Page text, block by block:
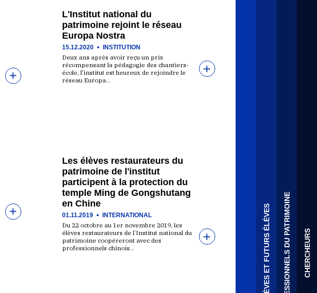
ÉLÈVES ET FUTURS ÉLÈVESPROFESSIONNELS DU PATRIMOINE CHERCHEURS
L'Institut national du
patrimoine rejoint le réseau
Europa Nostra
15.12.2020 INSTITUTION
Deux ans après avoir reçu un prix
récompensant la pédagogie des chantiers-
école, l'institut est heureux de rejoindre le
réseau Europa…
Les élèves restaurateurs du
patrimoine de l'institut
participent à la protection du
temple Ming de Gongshutang
en Chine
01.11.2019 INTERNATIONAL
Du 22 octobre au 1er novembre 2019, les
élèves restaurateurs de l’Institut national du
patrimoine coopéreront avec des
professionnels chinois…